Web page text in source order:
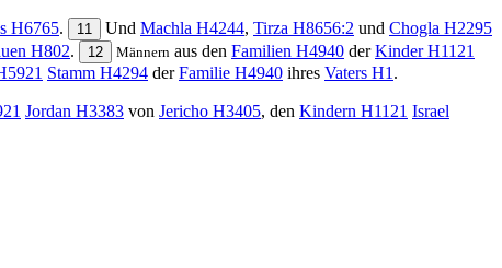
H6765. 11 Und Machla H4244, Tirza H8656:2 und Chogla H2295
H802. 12 Männern aus den Familien H4940 derKinderH1121
Stamm H4294 derFamilie H4940 ihres Vaters H1 .
Jordan H3383 von Jericho H3405, den Kindern H1121 Israel